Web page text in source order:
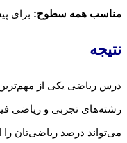
مناسب همه سطوح: برای
نتیجه
درس ریاضی یکی از مهم‌ترین
رشته‌های تجربی و ریاضی
می‌تواند درصد ریاضی‌تان را